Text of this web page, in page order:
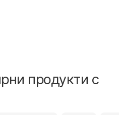
продукти с